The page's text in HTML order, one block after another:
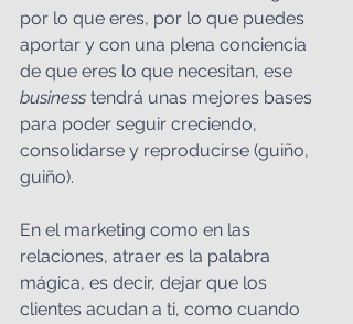
por lo que eres, por lo que puedes
aportar y con una plena conciencia
de que eres lo que necesitan, ese
business tendrá unas mejores bases
para poder seguir creciendo,
consolidarse y reproducirse (guiño,
guiño).
En el marketing como en las
relaciones, atraer es la palabra
mágica, es decir, dejar que los
clientes acudan a ti, como cuando